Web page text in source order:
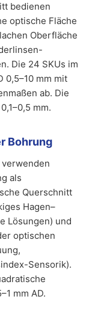
bedienen
optische Fläche
Oberfläche
Die 24 SKUs im
0,5–10 mm mit
ab. Die
mm.
Bohrung
als
Querschnitt
Hagen–
Lösungen) und
optischen
Sensorik).
mm AD.